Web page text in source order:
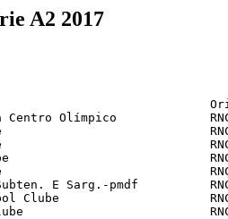
A2 2017
Olímpico
E Sarg.-pmdf
Clube